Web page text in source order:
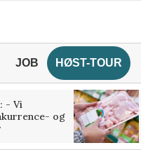
JOB HØST-TOUR
- Vi
og